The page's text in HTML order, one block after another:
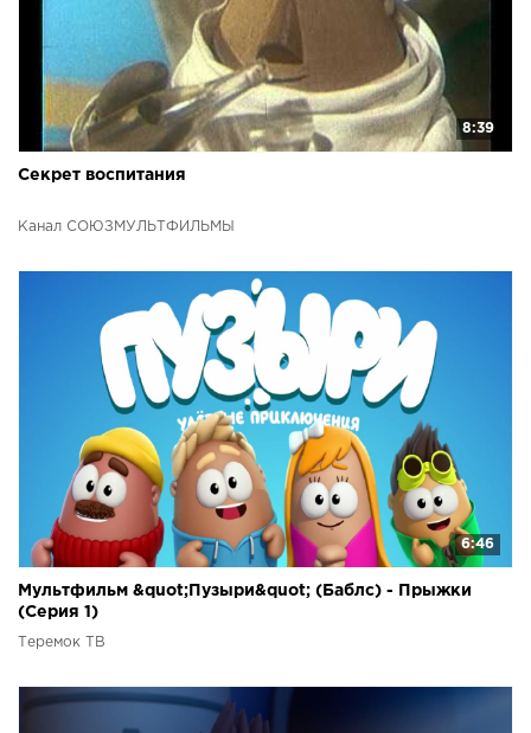
8:39
Секрет воспитания
Канал СОЮЗМУЛЬТФИЛЬМЫ
6:46
Мультфильм &quot;Пузыри&quot; (Баблс) - Прыжки
(Серия 1)
Теремок ТВ